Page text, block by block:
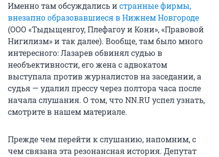
Именно там обсуждались истранные фирмы,
внезапно образовавшиеся в Нижнем Новгороде
(ООО «Тыдыщенгоу, Плефагоу и Кони», «Правовой
Нигилизм» и так далее). Вообще, там было много
интересного: Лазарев обвинял судью в
необъективности, его жена с адвокатом
выступала против журналистов на заседании, а
судья — удалил прессу через полтора часа после
начала слушания. О том, что NN.RU успел узнать,
смотрите в нашем материале.
Прежде чем перейти к слушанию, напомним, с
чем связана эта резонансная история. Депутат